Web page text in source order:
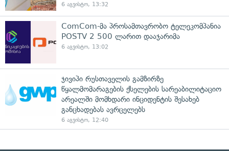
6 აგვისტო, 13:32
ComCom-მა პროსამთავრობო ტელეკომპანია
POSTV 2 500 ლარით დააჯარიმა
6 აგვისტო, 13:02
ჯივიპი რუსთაველის გამზირზე
წყალმომარაგების ქსელების სარეაბილიტაციო
არეალში მომხდარი ინციდენტის შესახებ
განცხადებას ავრცელებს
6 აგვისტო, 12:40